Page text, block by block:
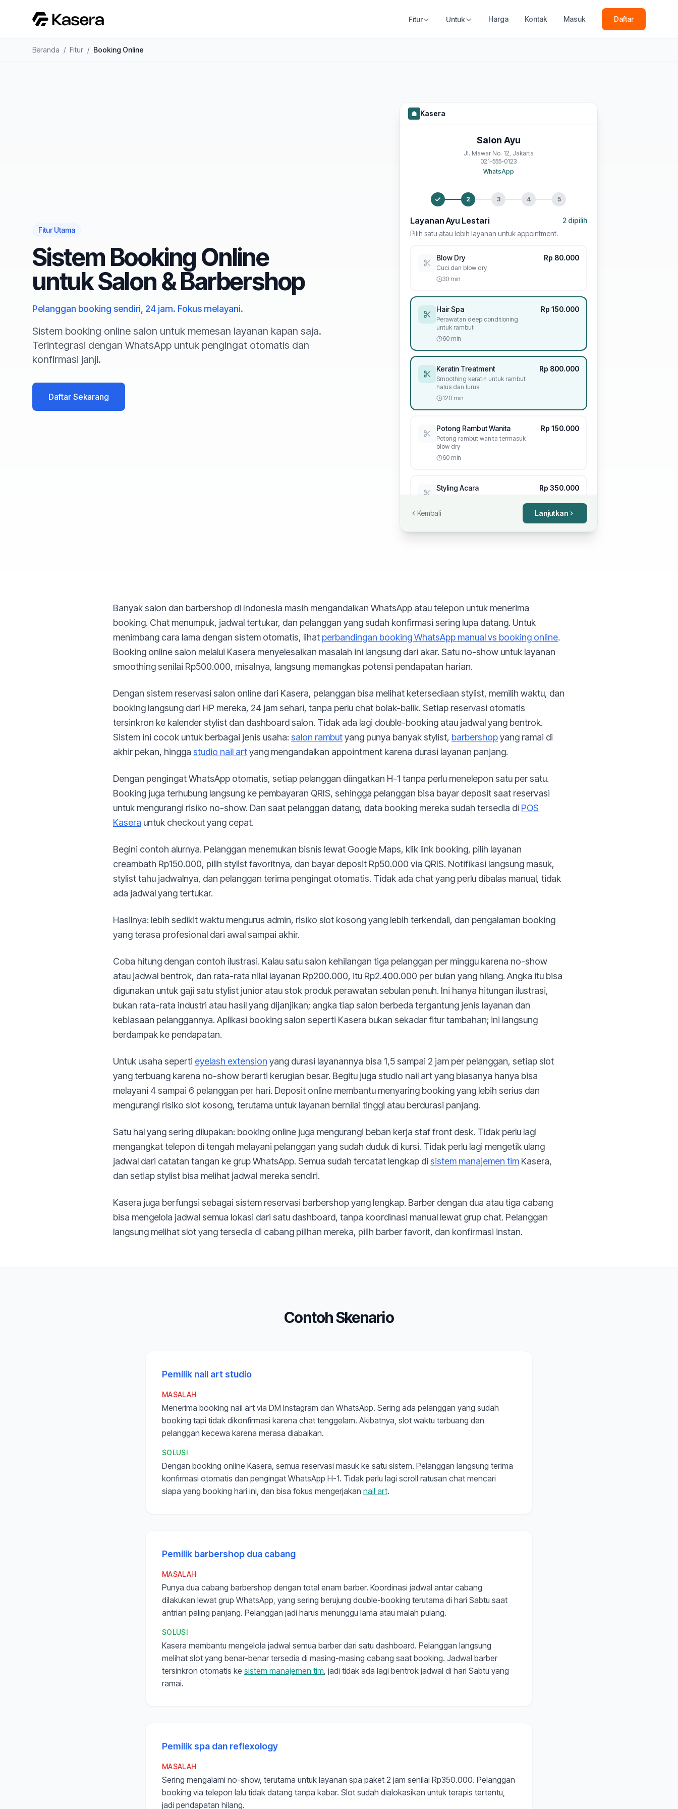
Fitur Untuk Harga Kontak Masuk Daftar
Beranda / Fitur / Booking Online
Fitur Utama
Sistem Booking Online
untuk Salon & Barbershop
Pelanggan booking sendiri, 24 jam. Fokus melayani.
Sistem booking online salon untuk memesan layanan kapan saja.
Terintegrasi dengan WhatsApp untuk pengingat otomatis dan
konfirmasi janji.
Daftar Sekarang
Kasera
Salon Ayu
Jl. Mawar No. 12, Jakarta
021-555-0123
WhatsApp
2 3 4 5
Layanan Ayu Lestari 2dipilih
Pilih satu atau lebih layanan untuk appointment.
Blow Dry
Cuci dan blow dry
30 min
Rp 80.000
Hair Spa
Perawatan deep conditioning
untuk rambut
60 min
Rp 150.000
Keratin Treatment
Smoothing keratin untuk rambut
halus dan lurus
120 min
Rp 800.000
Potong Rambut Wanita
Potong rambut wanita termasuk
blow dry
60 min
Rp 150.000
Styling Acara Rp 350.000
Berbagai gaya kepang
60 min
Kembali Lanjutkan
Banyak salon dan barbershop di Indonesia masih mengandalkan WhatsApp atau telepon untuk menerima
booking. Chat menumpuk, jadwal tertukar, dan pelanggan yang sudah konfirmasi sering lupa datang. Untuk
menimbang cara lama dengan sistem otomatis, lihat perbandingan booking WhatsApp manual vs booking online.
Booking online salon melalui Kasera menyelesaikan masalah ini langsung dari akar. Satu no-show untuk layanan
smoothing senilai Rp500.000, misalnya, langsung memangkas potensi pendapatan harian.
Dengan sistem reservasi salon online dari Kasera, pelanggan bisa melihat ketersediaan stylist, memilih waktu, dan
booking langsung dari HP mereka, 24 jam sehari, tanpa perlu chat bolak-balik. Setiap reservasi otomatis
tersinkron ke kalender stylist dan dashboard salon. Tidak ada lagi double-booking atau jadwal yang bentrok.
Sistem ini cocok untuk berbagai jenis usaha: salon rambutyang punya banyak stylist, barbershopyang ramai di
akhir pekan, hingga studio nail artyang mengandalkan appointment karena durasi layanan panjang.
Dengan pengingat WhatsApp otomatis, setiap pelanggan diingatkan H-1 tanpa perlu menelepon satu per satu.
Booking juga terhubung langsung ke pembayaran QRIS, sehingga pelanggan bisa bayar deposit saat reservasi
untuk mengurangi risiko no-show. Dan saat pelanggan datang, data booking mereka sudah tersedia di POS
Kasera untuk checkout yang cepat.
Begini contoh alurnya. Pelanggan menemukan bisnis lewat Google Maps, klik link booking, pilih layanan
creambath Rp150.000, pilih stylist favoritnya, dan bayar deposit Rp50.000 via QRIS. Notifikasi langsung masuk,
stylist tahu jadwalnya, dan pelanggan terima pengingat otomatis. Tidak ada chat yang perlu dibalas manual, tidak
ada jadwal yang tertukar.
Hasilnya: lebih sedikit waktu mengurus admin, risiko slot kosong yang lebih terkendali, dan pengalaman booking
yang terasa profesional dari awal sampai akhir.
Coba hitung dengan contoh ilustrasi. Kalau satu salon kehilangan tiga pelanggan per minggu karena no-show
atau jadwal bentrok, dan rata-rata nilai layanan Rp200.000, itu Rp2.400.000 per bulan yang hilang. Angka itu bisa
digunakan untuk gaji satu stylist junior atau stok produk perawatan sebulan penuh. Ini hanya hitungan ilustrasi,
bukan rata-rata industri atau hasil yang dijanjikan; angka tiap salon berbeda tergantung jenis layanan dan
kebiasaan pelanggannya. Aplikasi booking salon seperti Kasera bukan sekadar fitur tambahan; ini langsung
berdampak ke pendapatan.
Untuk usaha seperti eyelash extension yang durasi layanannya bisa 1,5 sampai 2 jam per pelanggan, setiap slot
yang terbuang karena no-show berarti kerugian besar. Begitu juga studio nail art yang biasanya hanya bisa
melayani 4 sampai 6 pelanggan per hari. Deposit online membantu menyaring booking yang lebih serius dan
mengurangi risiko slot kosong, terutama untuk layanan bernilai tinggi atau berdurasi panjang.
Satu hal yang sering dilupakan: booking online juga mengurangi beban kerja staf front desk. Tidak perlu lagi
mengangkat telepon di tengah melayani pelanggan yang sudah duduk di kursi. Tidak perlu lagi mengetik ulang
jadwal dari catatan tangan ke grup WhatsApp. Semua sudah tercatat lengkap di sistem manajemen tim Kasera,
dan setiap stylist bisa melihat jadwal mereka sendiri.
Kasera juga berfungsi sebagai sistem reservasi barbershop yang lengkap. Barber dengan dua atau tiga cabang
bisa mengelola jadwal semua lokasi dari satu dashboard, tanpa koordinasi manual lewat grup chat. Pelanggan
langsung melihat slot yang tersedia di cabang pilihan mereka, pilih barber favorit, dan konfirmasi instan.
Contoh Skenario
Pemilik nail art studio
MASALAH
Menerima booking nail art via DM Instagram dan WhatsApp. Sering ada pelanggan yang sudah
booking tapi tidak dikonfirmasi karena chat tenggelam. Akibatnya, slot waktu terbuang dan
pelanggan kecewa karena merasa diabaikan.
SOLUSI
Dengan booking online Kasera, semua reservasi masuk ke satu sistem. Pelanggan langsung terima
konfirmasi otomatis dan pengingat WhatsApp H-1. Tidak perlu lagi scroll ratusan chat mencari
siapa yang booking hari ini, dan bisa fokus mengerjakan nail art.
Pemilik barbershop dua cabang
MASALAH
Punya dua cabang barbershop dengan total enam barber. Koordinasi jadwal antar cabang
dilakukan lewat grup WhatsApp, yang sering berujung double-booking terutama di hari Sabtu saat
antrian paling panjang. Pelanggan jadi harus menunggu lama atau malah pulang.
SOLUSI
Kasera membantu mengelola jadwal semua barber dari satu dashboard. Pelanggan langsung
melihat slot yang benar-benar tersedia di masing-masing cabang saat booking. Jadwal barber
tersinkron otomatis ke sistem manajemen tim, jadi tidak ada lagi bentrok jadwal di hari Sabtu yang
ramai.
Pemilik spa dan reflexology
MASALAH
Sering mengalami no-show, terutama untuk layanan spa paket 2 jam senilai Rp350.000. Pelanggan
booking via telepon lalu tidak datang tanpa kabar. Slot sudah dialokasikan untuk terapis tertentu,
jadi pendapatan hilang.